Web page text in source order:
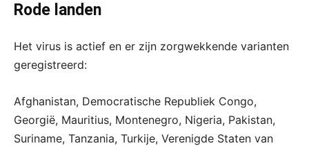
Rode landen
Het virus is actief en er zijn zorgwekkende varianten
geregistreerd:
Afghanistan, Democratische Republiek Congo,
Georgië, Mauritius, Montenegro, Nigeria, Pakistan,
Suriname, Tanzania, Turkije, Verenigde Staten van